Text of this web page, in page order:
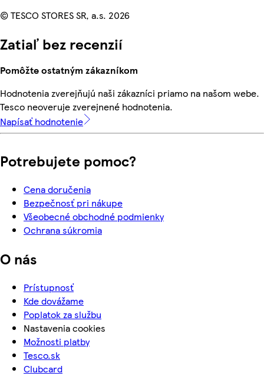
© TESCO STORES SR, a.s. 2026
Zatiaľ bez recenzií
Pomôžte ostatným zákazníkom
Hodnotenia zverejňujú naši zákazníci priamo na našom webe.
Tesco neoveruje zverejnené hodnotenia.
Napísať hodnotenie
Potrebujete pomoc?
Cena doručenia
Bezpečnosť pri nákupe
Všeobecné obchodné podmienky
Ochrana súkromia
O nás
Prístupnosť
Kde dovážame
Poplatok za službu
Nastavenia cookies
Možnosti platby
Tesco.sk
Clubcard